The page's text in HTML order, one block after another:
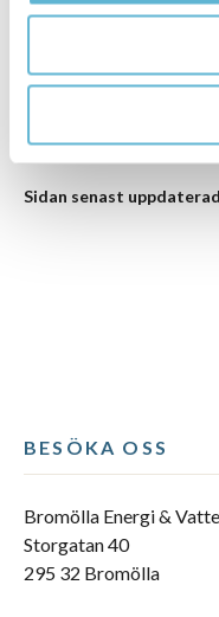
På följande länk kan
VA-taxa 2025.pdf
Sidan senast
BESÖKA OSS
Bromölla Energi &
Storgatan 40
295 32 Bromölla